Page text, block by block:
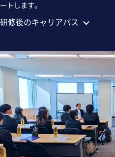
ートします。
研修後のキャリアパス